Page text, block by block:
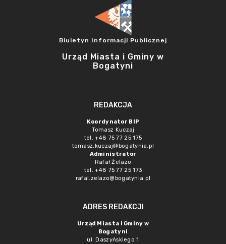
Biuletyn Informacji Publicznej
Urząd Miasta i Gminy w
Bogatyni
REDAKCJA
Koordynator BIP
Tomasz Kuczaj
tel. +48 75 77 25 175
tomasz.kuczaj@bogatynia.pl
Administrator
Rafał Żelazo
tel. +48 75 77 25 173
rafal.zelazo@bogatynia.pl
ADRES REDAKCJI
Urząd Miasta i Gminy w
Bogatyni
ul. Daszyńskiego 1